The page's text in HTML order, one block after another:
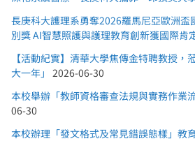
長庚科大護理系勇奪2026羅馬尼亞歐洲盃
別獎 AI智慧照護與護理教育創新獲國際肯
【活動紀實】清華大學焦傳金特聘教授，
大一年」 2026-06-30
本校舉辦「教師資格審查法規與實務作業
06-30
本校辦理「發文格式及常見錯誤態樣」教